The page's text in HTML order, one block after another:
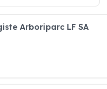
Arboriparc LF SA